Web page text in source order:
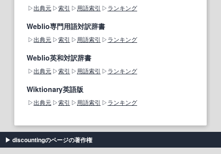
出典元 索引 用語索引 ランキング
Weblio専門用語対訳辞書
出典元 索引 用語索引 ランキング
Weblio英和対訳辞書
出典元 索引 用語索引 ランキング
Wiktionary英語版
出典元 索引 用語索引 ランキング
discountingのページの著作権